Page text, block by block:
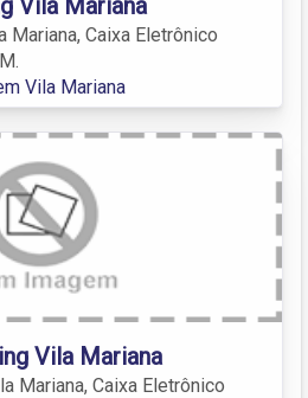
Mariana, Caixa Eletrônico
Vila Mariana
Vila Mariana
Mariana, Caixa Eletrônico